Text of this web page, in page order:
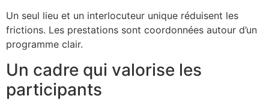
Un seul lieu et un interlocuteur unique réduisent les
frictions. Les prestations sont coordonnées autour d’un
programme clair.
Un cadre qui valorise les
participants